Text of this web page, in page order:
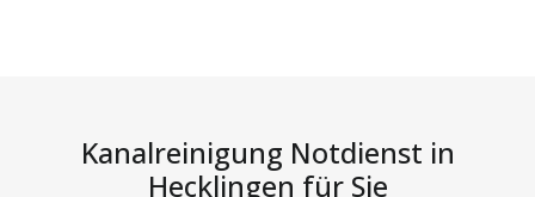
Kanalreinigung Notdienst in
Hecklingen für Sie